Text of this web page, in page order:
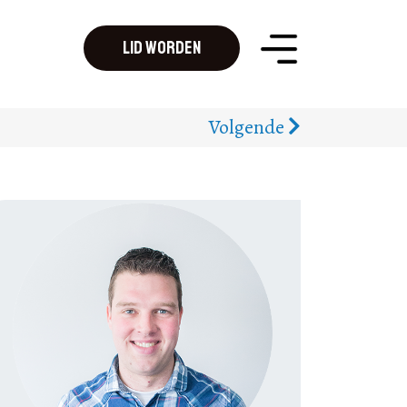
Lid worden
Volgende